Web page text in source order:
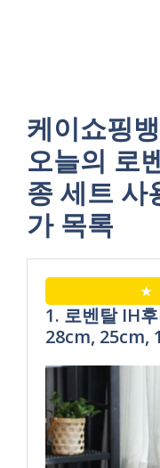
케이쇼핑
오늘의 로
종 세트 사
가 목록
★
1. 로벤탈 IH
28cm, 25cm,